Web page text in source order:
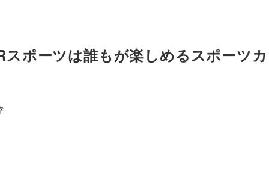
ポーツは誰もが楽しめるスポーツ